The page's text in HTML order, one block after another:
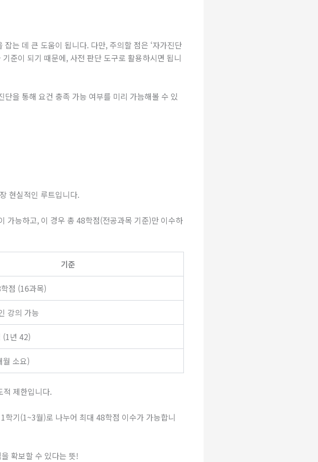
는 데 큰 도움이 됩니다. 다만, 주의할 점은 ‘자가진단
준이 되기 때문에, 사전 판단 도구로 활용하시면 됩니
을 통해 요건 충족 가능 여부를 미리 가늠해볼 수 있
현실적인 루트입니다.
가능하고, 이 경우 총 48학점(전공과목 기준)만 이수하
기준
점 (16과목)
강의 가능
(1년 42)
소요)
적 제한입니다.
학기(1~3월)로 나누어 최대 48학점 이수가 가능합니
확보할 수 있다는 뜻!